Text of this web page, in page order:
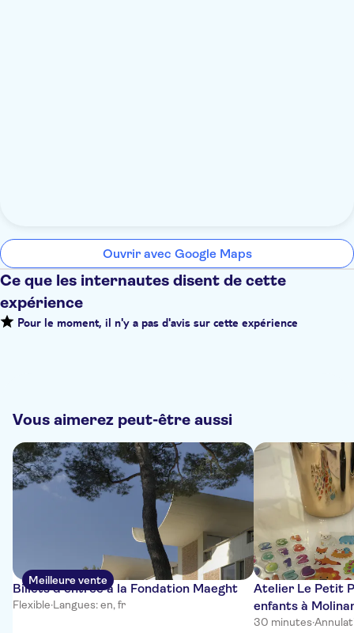
Ouvrir avec Google Maps
Ce que les internautes disent de cette
expérience
Pour le moment, il n'y a pas d'avis sur cette expérience
Vous aimerez peut-être aussi
Meilleure vente
Billets d'entrée à la Fondation Maeght
Flexible·Langues: en, fr
Atelier Le Petit
enfants à
30 minutes·